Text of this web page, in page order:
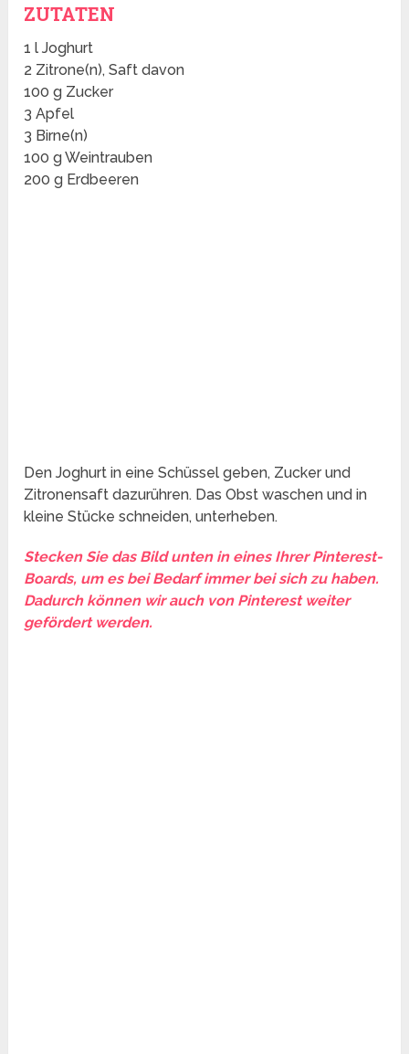
ZUTATEN
1 l Joghurt
2 Zitrone(n), Saft davon
100 g Zucker
3 Apfel
3 Birne(n)
100 g Weintrauben
200 g Erdbeeren
Den Joghurt in eine Schüssel geben, Zucker und
Zitronensaft dazurühren. Das Obst waschen und in
kleine Stücke schneiden, unterheben.
Stecken Sie das Bild unten in eines Ihrer Pinterest-
Boards, um es bei Bedarf immer bei sich zu haben.
Dadurch können wir auch von Pinterest weiter
gefördert werden.